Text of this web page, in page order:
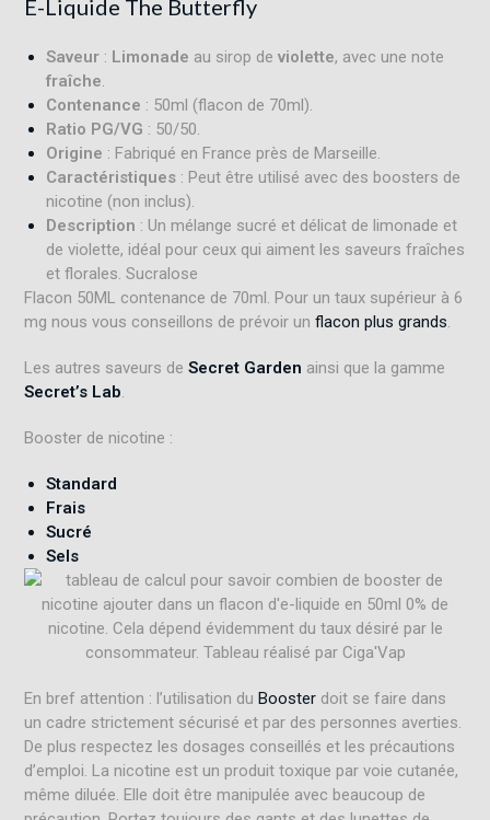
E-Liquide The Butterfly
Saveur : Limonade au sirop deviolette, avec une note
fraîche
Contenance : 50ml (flacon de 70ml).
Ratio PG/VG : 50/50.
Origine : Fabriqué en France près de Marseille.
Caractéristiques : Peut être utilisé avec des boosters de
nicotine (non inclus).
Description : Un mélange sucré et délicat de limonade et
de violette, idéal pour ceux qui aiment les saveurs fraîches
et florales Sucralose
Flacon 50ML contenance de 70ml. Pour un taux supérieur à 6
mg nous vous conseillons de prévoir unflacon plus grands
Les autres saveurs de Secret Garden ainsi que la gamme
Secret’s Lab
Booster de nicotine :
Standard
Frais
Sucré
Sels
En bref attention : l’utilisation duBooster doit se faire dans
un cadre strictement sécurisé et par des personnes averties.
De plus respectez les dosages conseillés et les précautions
d’emploi. La nicotine est un produit toxique par voie cutanée,
même diluée. Elle doit être manipulée avec beaucoup de